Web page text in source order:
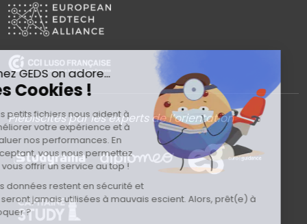
Plébiscités par les experts de l’orientation